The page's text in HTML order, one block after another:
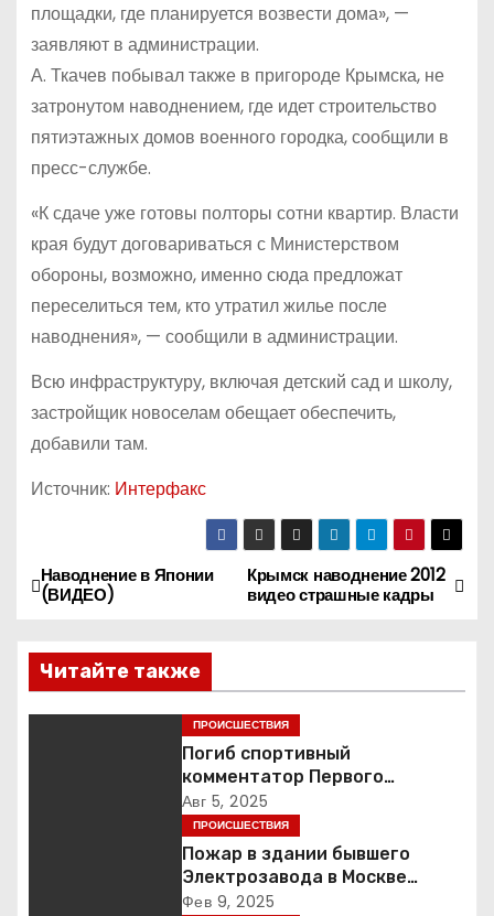
площадки, где планируется возвести дома», —
заявляют в администрации.
А. Ткачев побывал также в пригороде Крымска, не
затронутом наводнением, где идет строительство
пятиэтажных домов военного городка, сообщили в
пресс-службе.
«К сдаче уже готовы полторы сотни квартир. Власти
края будут договариваться с Министерством
обороны, возможно, именно сюда предложат
переселиться тем, кто утратил жилье после
наводнения», — сообщили в администрации.
Всю инфраструктуру, включая детский сад и школу,
застройщик новоселам обещает обеспечить,
добавили там.
Источник: Интерфакс
Н
в
и
Крымск наводнение 2012
видео страшные кадры
Наводнение в Японии
(ВИДЕО)
Читайте также
ПРОИСШЕСТВИЯ
Погиб спортивный
комментатор Первого
Александр Гришин
Авг 5, 2025
ПРОИСШЕСТВИЯ
Пожар в здании бывшего
Электрозавода в Москве
успешно ликвидирован
Фев 9, 2025